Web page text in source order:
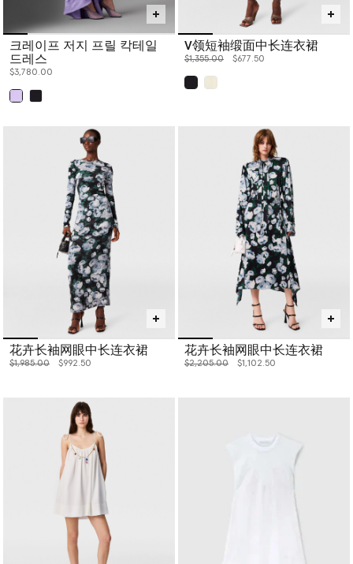
크레이프 저지 프릴 칵테일
드레스
$3,780.00
V领短袖缎面中长连衣裙
价格从
$1,355.00下降至
$677.50
花卉长袖网眼中长连衣裙
价格从
$1,985.00下降至
$992.50
花卉长袖网眼中长连衣裙
价格从
$2,205.00下降至
$1,102.50